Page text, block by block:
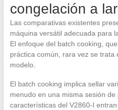
congelación a
Las comparativas existentes
máquina versátil adecuada para
El enfoque del batch cooking,
práctica común, rara vez se trata
modelo.
El batch cooking implica sellar
menudo en una misma sesión
características del V2860-I